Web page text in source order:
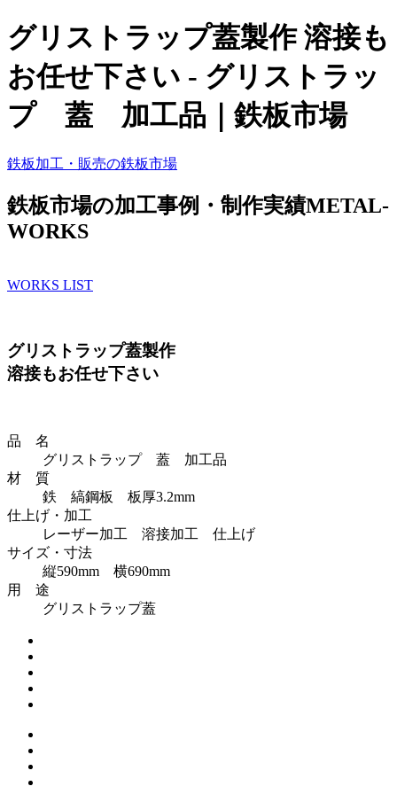
グリストラップ蓋製作 溶接も
お任せ下さい - グリストラッ
プ 蓋 加工品｜鉄板市場
鉄板加工・販売の鉄板市場
鉄板市場の加工事例・制作実績METAL-
WORKS
WORKS LIST
グリストラップ蓋製作
溶接もお任せ下さい
品 名
グリストラップ 蓋 加工品
材 質
鉄 縞鋼板 板厚3.2mm
仕上げ・加工
レーザー加工 溶接加工 仕上げ
サイズ・寸法
縦590mm 横690mm
用 途
グリストラップ蓋